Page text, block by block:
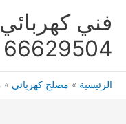
فني
66629504 / الكويت
الرئيسية مصلح كهربائي